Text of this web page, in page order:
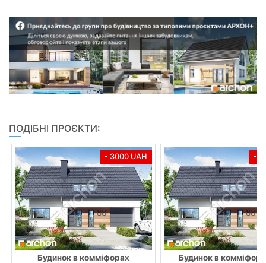
ПОДІБНІ ПРОЄКТИ:
- 3000 UAH
Будинок в комміфорах
-
Будинок в